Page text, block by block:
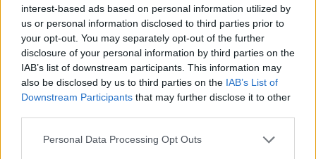
interest-based ads based on personal information utilized by
us or personal information disclosed to third parties prior to
your opt-out. You may separately opt-out of the further
disclosure of your personal information by third parties on the
IAB’s list of downstream participants. This information may
also be disclosed by us to third parties on the IAB’s List of
Downstream Participants that may further disclose it to other
Personal Data Processing Opt Outs
Ísland
Íslenska